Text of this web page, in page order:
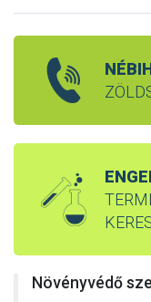
Növényvédő